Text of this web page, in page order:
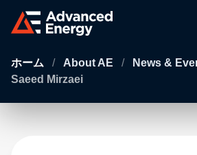
ホーム / About AE / News &
Saeed Mirzaei